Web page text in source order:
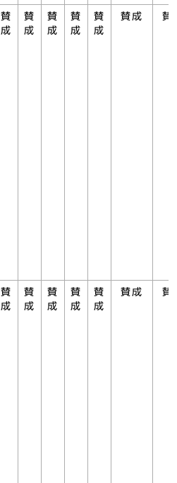
賛
成
賛
成
賛
成
賛
成
賛
成
賛成 賛
賛
成
賛
成
賛
成
賛
成
賛
成
賛成 賛